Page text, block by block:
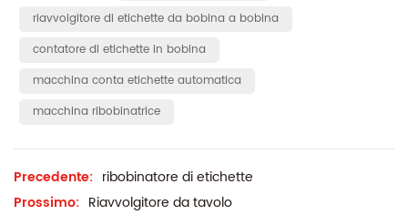
riavvolgitore di etichette da bobina a bobina
contatore di etichette in bobina
macchina conta etichette automatica
macchina ribobinatrice
Precedente: ribobinatore di etichette
Prossimo: Riavvolgitore da tavolo